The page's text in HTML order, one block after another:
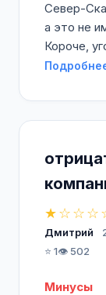
Север-
а это не
Короче,
Дмитрий
⭐ 1👁️ 502
Минусы